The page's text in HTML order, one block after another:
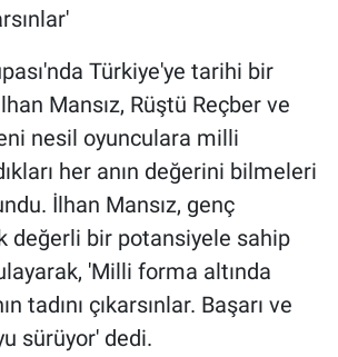
Türkiye'ye tarihi bir
Mansız, Rüştü Reçber ve
nesil oyunculara milli
her anın değerini bilmeleri
İlhan Mansız, genç
değerli bir potansiyele sahip
'Milli forma altında
tadını çıkarsınlar. Başarı ve
sürüyor' dedi.